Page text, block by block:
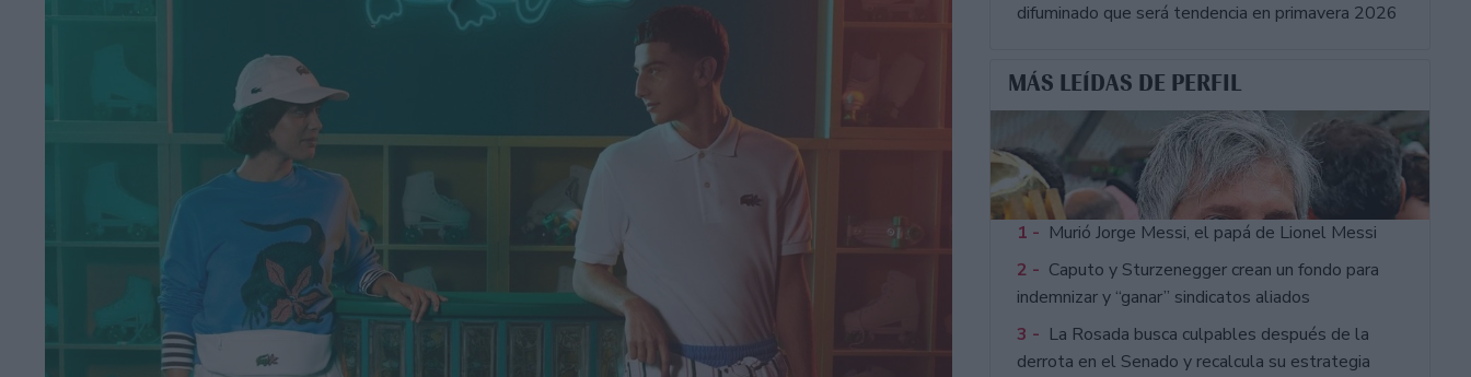
difuminado que será tendencia en primavera 2026
MÁS LEÍDAS DE PERFIL
1 - Murió Jorge Messi, el papá de Lionel Messi
2 - Caputo y Sturzenegger crean un fondo para
indemnizar y “ganar” sindicatos aliados
3 - La Rosada busca culpables después de la
derrota en el Senado y recalcula su estrategia